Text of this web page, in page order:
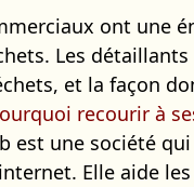
ont une
Les
et la façon
recourir à
est une société
Elle aide